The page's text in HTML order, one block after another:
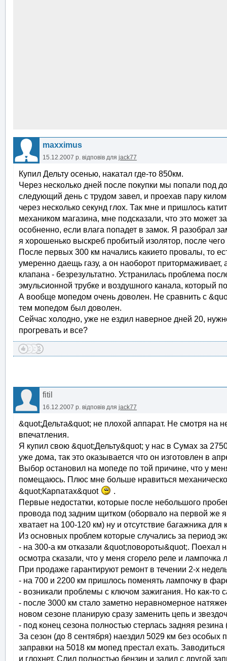
maxximus
15.12.2007 р. відповів для jack77
Купил Дельту осенью, накатал где-то 850км.
Через несколько дней после покупки мы попали под
следующий день с трудом завел, и проехав пару
через несколько секунд глох. Так мне и пришлось
механиком магазина, мне подсказали, что это может
особненно, если влага попадет в замок. Я разобрал
я хорошенько выскреб пробитый изолятор, после
После первых 300 км начались какието провалы, то
умеренно даещь газу, а он наоборот
клапана - безрезультатно. Устранилась проблема
эмульсионной трубке и воздушного канала, который
А вообще мопедом очень доволен. Не сравнить с
тем мопедом был доволен.
Сейчас холодно, уже не ездил наверное дней 20,
прогревать и все?
fitil
16.12.2007 р. відповів для jack77
&quot;Дельта&quot; не плохой аппарат. Не смотря на
впечатления.
Я купил свою &quot;Дельту&quot; у нас в Сумах за
уже дома, так это оказывается что он изготовлен в
Выбор остановил на мопеде по той причине, что у
помещаюсь. Плюс мне больше нравиться
&quot;Карпатах&quot
.
Первые недостатки, которые после небольшого
провода под задним щитком (оборвало на первой же
хватает на 100-120 км) ну и отсутствие багажника для
Из основных проблем которые случались за период
- на 300-а км отказали &quot;повороты&quot;. Поехал
осмотра сказали, что у меня сгорело реле и
При продаже гарантируют ремонт в течении 2-х
- на 700 и 2200 км пришлось поменять лампочку в
- возникали проблемы с ключом зажигания. Но как-то
- после 3000 км стало заметно неравномерное
новом сезоне планирую сразу заменить цепь и
- под конец сезона полностью стерлась задняя
За сезон (до 8 сентября) наездил 5029 км без особых
заправки на 5018 км мопед престал ехать.
и глохнет. Слил полностью бензин и залил с другой